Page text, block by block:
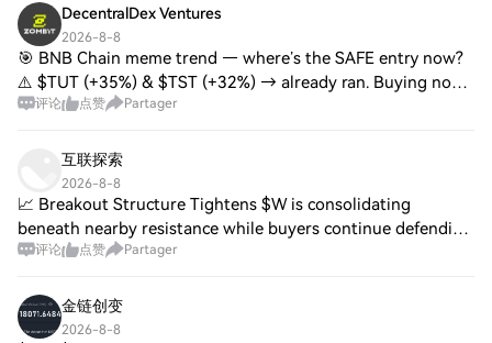
DecentralDex Ventures
2026-8-8
🎯 BNB Chain meme trend — where’s the SAFE entry now?
⚠️ $TUT (+35%) & $TST (+32%) → already ran. Buying now
= FOMO, low win rate. ✅ $MUBARAK → still coiled, just
评论 点赞 Partager
互联探索
2026-8-8
📈 Breakout Structure Tightens $W is consolidating
beneath nearby resistance while buyers continue defending
support. A decisive breakout could confirm renewed
评论 点赞 Partager
金链创变
2026-8-8